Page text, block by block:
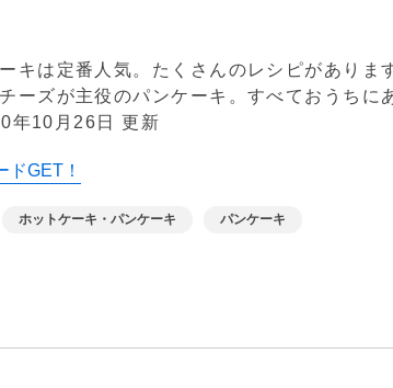
キは定番人気。たくさんのレシピがありま
ーズが主役のパンケーキ。すべておうちに
年10月26日 更新
GET！
ホットケーキ・パンケーキ パンケーキ